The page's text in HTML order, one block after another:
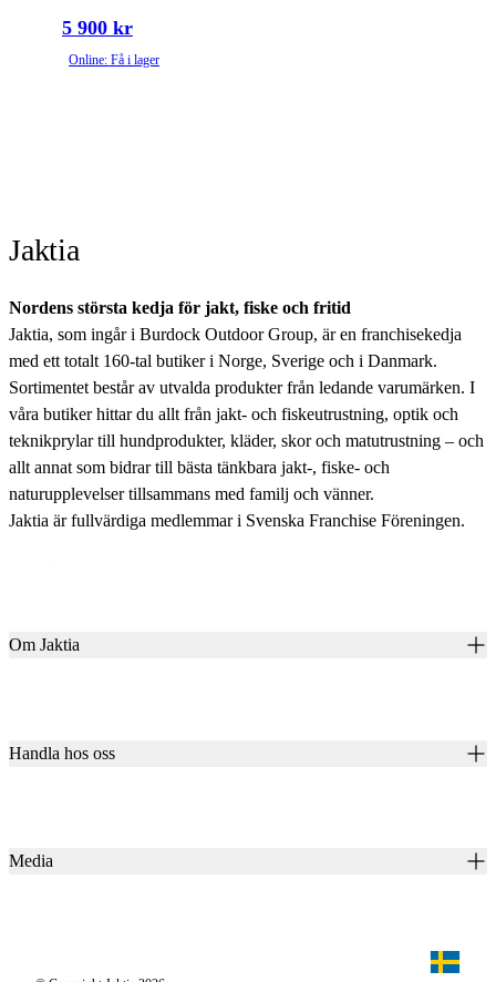
5 900 kr
Online: Få i lager
Jaktia
Nordens största kedja för jakt, fiske och fritid
Jaktia, som ingår i Burdock Outdoor Group, är en franchisekedja
med ett totalt 160-tal butiker i Norge, Sverige och i Danmark.
Sortimentet består av utvalda produkter från ledande varumärken. I
våra butiker hittar du allt från jakt- och fiskeutrustning, optik och
teknikprylar till hundprodukter, kläder, skor och matutrustning – och
allt annat som bidrar till bästa tänkbara jakt-, fiske- och
naturupplevelser tillsammans med familj och vänner.
Jaktia är fullvärdiga medlemmar i Svenska Franchise Föreningen.
Om Jaktia
Karriär
Jaktia Brand Guidelines
Handla hos oss
Köpvillkor för företagskunder
Media